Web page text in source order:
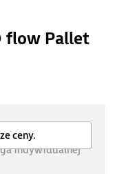
flow Pallet
ceny.
indywidualnej